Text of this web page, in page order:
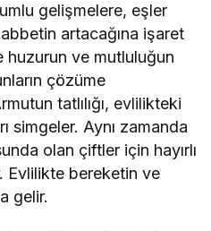
gelişmelere, eşler
artacağına işaret
huzurun ve mutluluğun
çözüme
tatlılığı, evlilikteki
simgeler. Aynı zamanda
olan çiftler için hayırlı
Evlilikte bereketin ve
gelir.